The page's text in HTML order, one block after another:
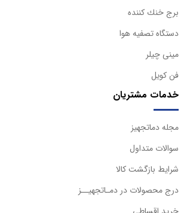
برج خنك كننده
دستگاه تصفيه هوا
مینی چیلر
فن کویل
خدمات مشتریان
مجله دماتجهیز
سوالات متداول
شرایط بازگشت کالا
درج محصولات در دمـاتجهیــز